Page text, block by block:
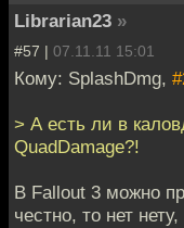
Librarian23 »
#57 | 07.11.11 15:01
Кому: SplashDmg,
> А есть ли в
QuadDamage?!
В Fallout 3 можно
честно, то нет